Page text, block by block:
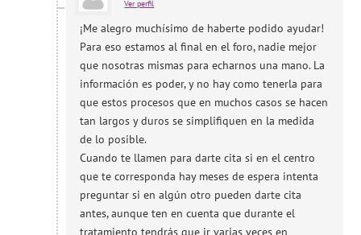
Ver perfil
¡Me alegro muchísimo de haberte podido ayudar!
Para eso estamos al final en el foro, nadie mejor
que nosotras mismas para echarnos una mano. La
información es poder, y no hay como tenerla para
que estos procesos que en muchos casos se hacen
tan largos y duros se simplifiquen en la medida
de lo posible.
Cuando te llamen para darte cita si en el centro
que te corresponda hay meses de espera intenta
preguntar si en algún otro pueden darte cita
antes, aunque ten en cuenta que durante el
tratamiento tendrás que ir varias veces en